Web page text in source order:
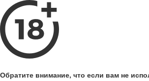
Обратите внимание, что если вам не